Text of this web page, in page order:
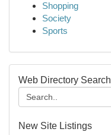
Shopping
Society
Sports
Web Directory Search
New Site Listings